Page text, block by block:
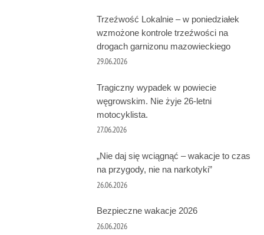
Trzeźwość Lokalnie – w poniedziałek
wzmożone kontrole trzeźwości na
drogach garnizonu mazowieckiego
29.06.2026
Tragiczny wypadek w powiecie
węgrowskim. Nie żyje 26-letni
motocyklista.
27.06.2026
„Nie daj się wciągnąć – wakacje to czas
na przygody, nie na narkotyki”
26.06.2026
Bezpieczne wakacje 2026
26.06.2026